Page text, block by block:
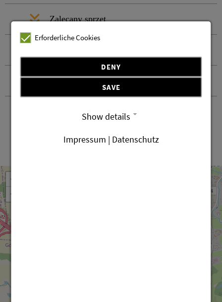
Zalecany sprzęt
Kontakt i przyjazd
+
−
Erforderliche Cookies
DENY
SAVE
Show details
Impressum | Datenschutz